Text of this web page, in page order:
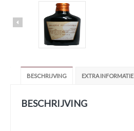
BESCHRIJVING EXTRA INFORMATIE
BESCHRIJVING